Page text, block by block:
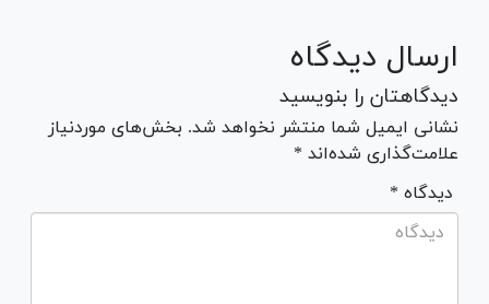
ارسال دیدگاه
دیدگاهتان را بنویسید
نشانی ایمیل شما منتشر نخواهد شد. بخش‌های موردنیاز
علامت‌گذاری شده‌اند *
* دیدگاه